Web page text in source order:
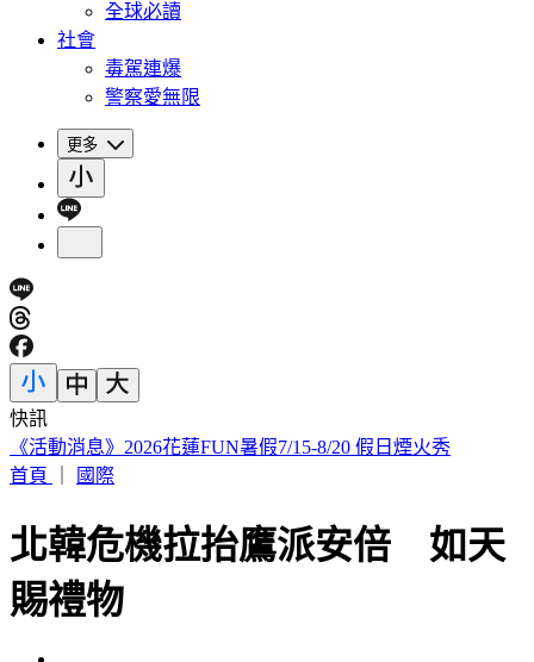
全球必讀
社會
毒駕連爆
警察愛無限
更多
快訊
今影響最明顯！最新風雨預報 9地區「達停班課標準」
首頁
國際
北韓危機拉抬鷹派安倍 如天
賜禮物